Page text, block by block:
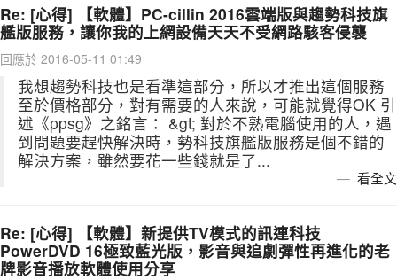
Re: [心得] 【軟體】PC-cillin 2016雲端版與趨勢科技旗
艦版服務，讓你我的上網設備天天不受網路駭客侵襲
回應於 2016-05-11 01:49
我想趨勢科技也是看準這部分，所以才推出這個服務
至於價格部分，對有需要的人來說，可能就覺得OK 引
述《ppsg》之銘言： &gt; 對於不熟電腦使用的人，遇
到問題要趕快解決時，勢科技旗艦版服務是個不錯的
解決方案，雖然要花一些錢就是了...
看全文
Re: [心得] 【軟體】新提供TV模式的訊連科技
PowerDVD 16極致藍光版，影音與追劇彈性再進化的老
牌影音播放軟體使用分享